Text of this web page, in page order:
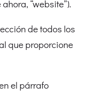
“website”).
de todos los
que proporcione
el párrafo